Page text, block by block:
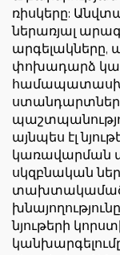
ռիսկերը:
ներառյալ
փոխադարձ
այնպես էլ
կառավարման
սկզբնական
նյութերի